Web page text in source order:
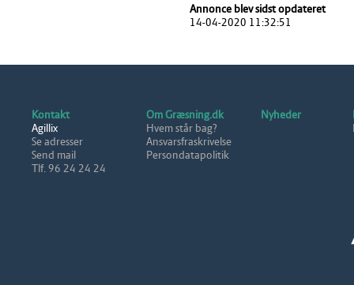
Annonce blev sidst opdateret
14-04-2020 11:32:51
Kontakt
Agillix
Se adresser
Send mail
Tlf. 96 24 24 24
Om Græsning.dk
Hvem står bag?
Ansvarsfraskrivelse
Persondatapolitik
Nyheder